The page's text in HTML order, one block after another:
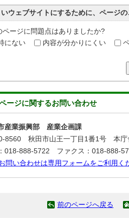
ウェブサイトにするために、ページの
ページに問題点はありましたか?
にない
内容が分かりにくい
ージに関するお問い合わせ
産業振興部 産業企画課
8560 秋田市山王一丁目1番1号 本庁
018-888-5722 ファクス：018-888-
問い合わせは専用フォームをご利用く
前のページへ戻る